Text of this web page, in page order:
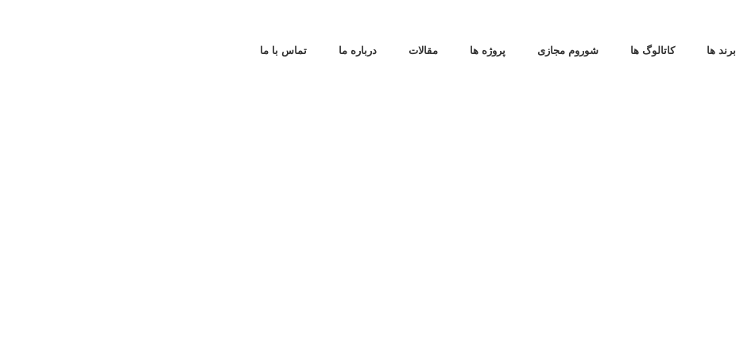
برند ها کاتالوگ ها شوروم مجازی پروژه ها مقالات درباره ما تماس با ما